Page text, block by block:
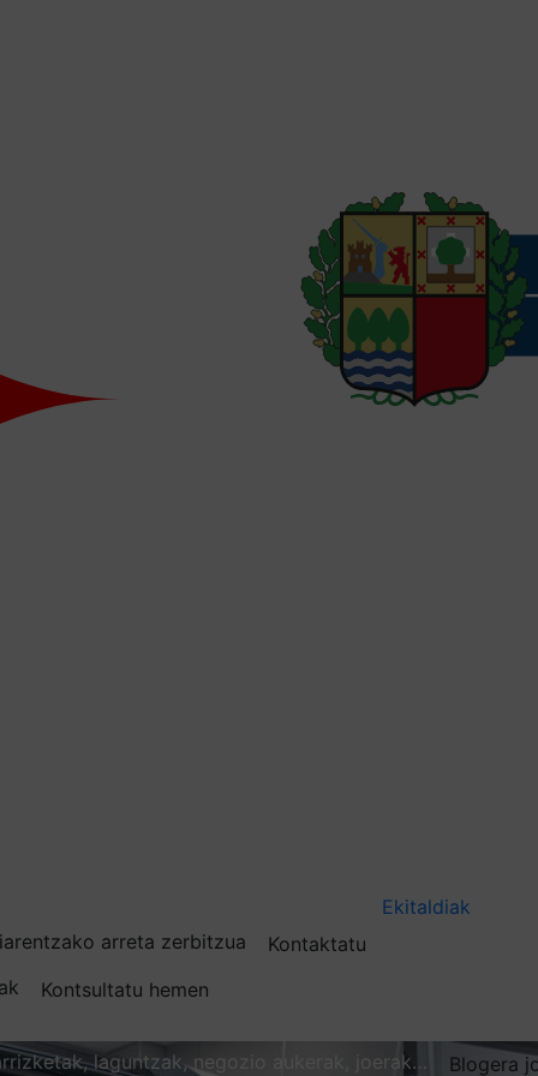
arreta zerbitzua
Kontaktatu
Kontsultatu hemen
Ekitaldiak
laguntzak, negozio aukerak, joerak… Blogera